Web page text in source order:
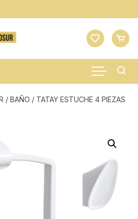
/BAÑO / TATAY ESTUCHE 4 PIEZAS